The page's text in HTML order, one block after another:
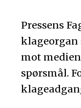
Pressens
klageorgan
mot
spørsmål.